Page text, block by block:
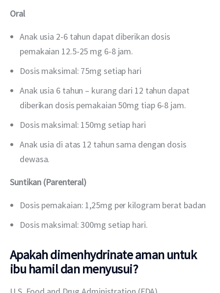
Oral
Anak usia 2-6 tahun dapat diberikan dosis
pemakaian 12.5-25 mg 6-8 jam.
Dosis maksimal: 75mg setiap hari
Anak usia 6 tahun – kurang dari 12 tahun dapat
diberikan dosis pemakaian 50mg tiap 6-8 jam.
Dosis maksimal: 150mg setiap hari
Anak usia di atas 12 tahun sama dengan dosis
dewasa.
Suntikan (Parenteral)
Dosis pemakaian: 1,25mg per kilogram berat badan
Dosis maksimal: 300mg setiap hari.
Apakah dimenhydrinate aman untuk
ibu hamil dan menyusui?